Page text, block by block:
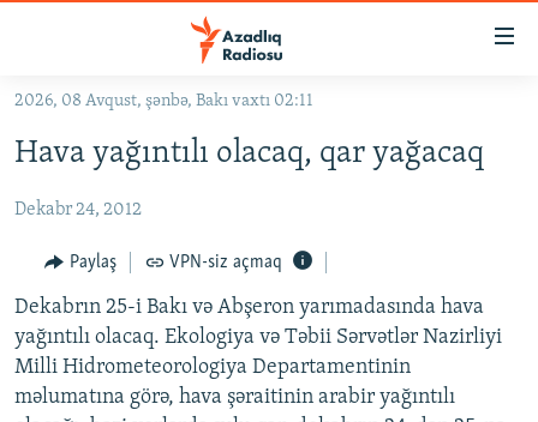
Əsas
qayıt
naviqasiyaya
Axtarışa
keç
#İZAHLA
KORRUPSIOMETR
#ƏSLINDƏ
FƏRQƏ BAX
QANUNI DOĞRU
ARAŞDIRMA
2026, 08 Avqust, şənbə, Bakı vaxtı 02:11
Hava yağıntılı olacaq, qar yağacaq
Dekabr 24, 2012
Paylaş VPN-siz açmaq
Dekabrın 25-i Bakı və Abşeron yarımadasında hava
yağıntılı olacaq. Ekologiya və Təbii Sərvətlər Nazirliyi
Milli Hidrometeorologiya Departamentinin
məlumatına görə, hava şəraitinin arabir yağıntılı